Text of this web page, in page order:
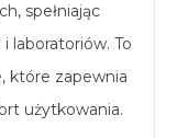
spełniając
laboratoriów. To
które zapewnia
użytkowania.